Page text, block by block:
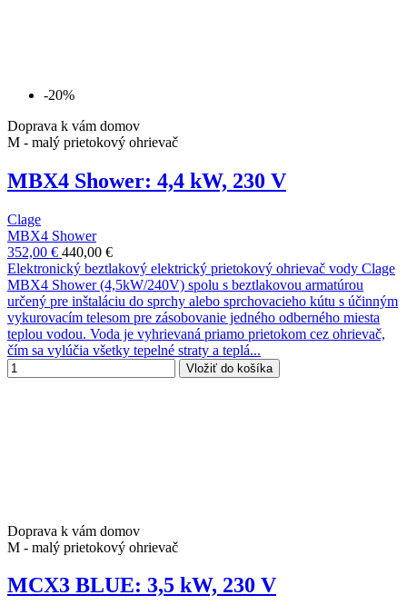
-20%
Doprava k vám domov
M - malý prietokový ohrievač
MBX4 Shower: 4,4 kW, 230 V
Clage
MBX4 Shower
352,00 € 440,00 €
Elektronický beztlakový elektrický prietokový ohrievač vody Clage
MBX4 Shower (4,5kW/240V) spolu s beztlakovou armatúrou
určený pre inštaláciu do sprchy alebo sprchovacieho kútu s účinným
vykurovacím telesom pre zásobovanie jedného odberného miesta
teplou vodou. Voda je vyhrievaná priamo prietokom cez ohrievač,
čím sa vylúčia všetky tepelné straty a teplá...
Vložiť do košíka
Doprava k vám domov
M - malý prietokový ohrievač
MCX3 BLUE: 3,5 kW, 230 V